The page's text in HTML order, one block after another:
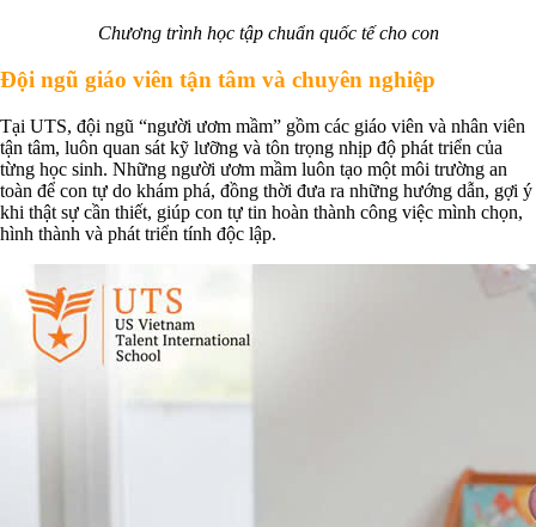
Chương trình học tập chuẩn quốc tế cho con
Đội ngũ giáo viên tận tâm và chuyên nghiệp
Tại UTS, đội ngũ “người ươm mầm” gồm các giáo viên và nhân viên
tận tâm, luôn quan sát kỹ lưỡng và tôn trọng nhịp độ phát triển của
từng học sinh. Những người ươm mầm luôn tạo một môi trường an
toàn để con tự do khám phá, đồng thời đưa ra những hướng dẫn, gợi ý
khi thật sự cần thiết, giúp con tự tin hoàn thành công việc mình chọn,
hình thành và phát triển tính độc lập.